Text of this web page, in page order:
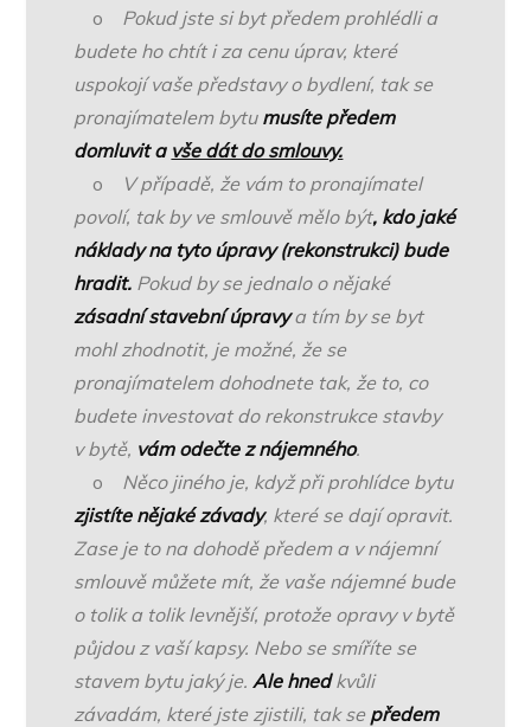
o Pokud jste si byt předem prohlédli a
budete ho chtít i za cenu úprav, které
uspokojí vaše představy o bydlení, tak se
pronajímatelem bytu musíte předem
domluvit a vše dát do smlouvy.
o
V případě, že vám to pronajímatel
povolí, tak by ve smlouvě mělo být, kdo jaké
náklady na tyto úpravy (rekonstrukci) bude
hradit. Pokud by se jednalo o nějaké
zásadní stavební úpravya tím by se byt
mohl zhodnotit, je možné, že se
pronajímatelem dohodnete tak, že to, co
budete investovat do rekonstrukce stavby
v bytě, vám odečte z nájemného.
o Něco jiného je, když při prohlídce bytu
zjistíte nějaké závady, které se dají opravit.
Zase je to na dohodě předem a v nájemní
smlouvě můžete mít, že vaše nájemné bude
o tolik a tolik levnější, protože opravy v bytě
půjdou z vaší kapsy. Nebo se smíříte se
stavem bytu jaký je.Ale hnedkvůli
závadám, které jste zjistili, tak se předem